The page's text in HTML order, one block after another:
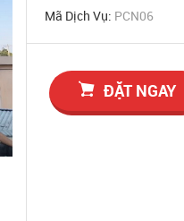
Mã Dịch Vụ: PCN06
ĐẶT NGAY